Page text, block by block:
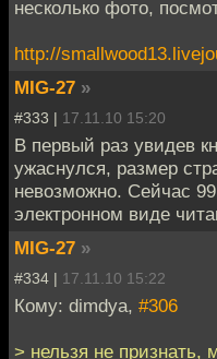
несколько фото,
http://
MIG-27 »
#333 | 17.11.10 15:20
В первый раз увидев
ужаснулся, размер
невозможно. Сейчас
электронном виде
MIG-27 »
#334 | 17.11.10 15:22
Кому: dimdya, #306
> нельзя не